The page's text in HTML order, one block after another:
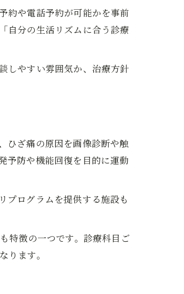
約や電話予約が可能かを事前
自分の生活リズムに合う診療
しやすい雰囲気か、治療方針
ひざ痛の原因を画像診断や触
予防や機能回復を目的に運動
プログラムを提供する施設も
特徴の一つです。診療科目ご
ます。